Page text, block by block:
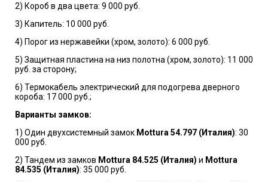
2) Короб в два цвета: 9 000 руб.
3) Капитель: 10 000 руб.
4) Порог из нержавейки (хром, золото): 6 000 руб.
5) Защитная пластина на низ полотна (хром, золото): 11 000
руб. за сторону;
6) Термокабель электрический для подогрева дверного
короба: 17 000 руб.;
Варианты замков:
1) Один двухсистемный замок Mottura 54.797 (Италия): 30
000 руб.
2) Тандем из замков Mottura 84.525 (Италия) и Mottura
84.535 (Италия): 35 000 руб.